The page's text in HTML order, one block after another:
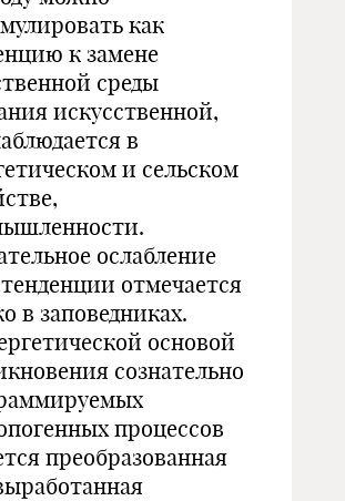
как
к замене
среды
искусственной,
в
и сельском
ослабление
отмечается
в заповедниках.
основой
сознательно
процессов
преобразованная